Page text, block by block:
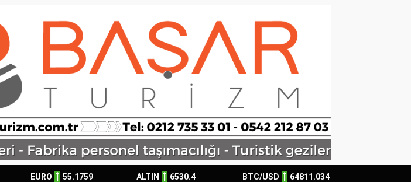
EURO 55.1759 ALTIN 6530.4 BTC/USD 64811.034